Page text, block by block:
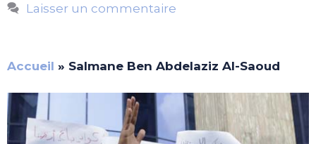
Laisser un commentaire
Accueil » Salmane Ben Abdelaziz Al-Saoud